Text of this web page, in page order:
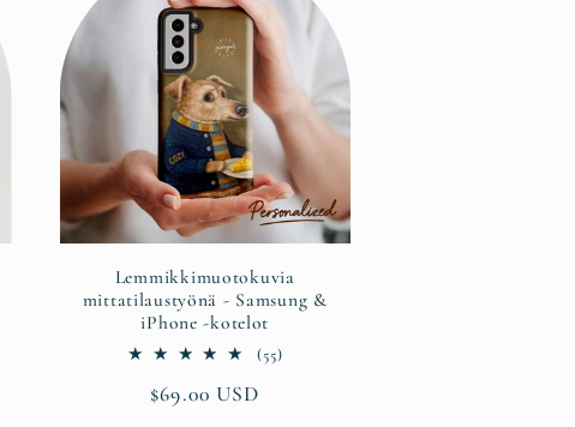
Lemmikkimuotokuvia
mittatilaustyönä - Samsung &
iPhone -kotelot
(55)55
Normaalihinta
$69.00 USD